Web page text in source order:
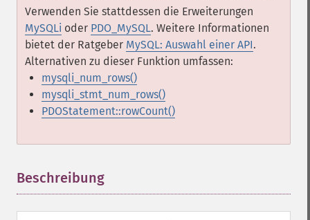
Verwenden Sie stattdessen die Erweiterungen
MySQLi oder PDO_MySQL. Weitere Informationen
bietet der Ratgeber MySQL: Auswahl einer API.
Alternativen zu dieser Funktion umfassen:
mysqli_num_rows()
mysqli_stmt_num_rows()
PDOStatement::rowCount()
Beschreibung